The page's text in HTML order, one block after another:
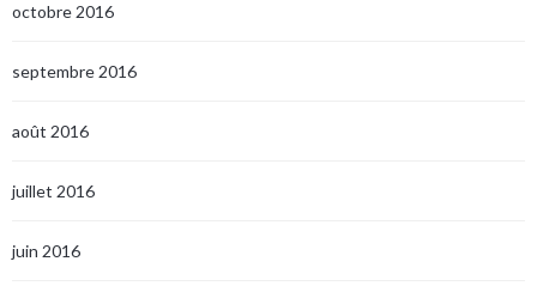
octobre 2016
septembre 2016
août 2016
juillet 2016
juin 2016